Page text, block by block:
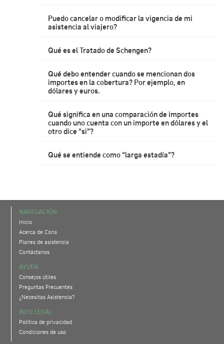
Puedo cancelar o modificar la vigencia de mi
asistencia al viajero?
Qué es el Tratado de Schengen?
Qué debo entender cuando se mencionan dos
importes en la cobertura? Por ejemplo, en
dólares y euros.
Qué significa en una comparación de importes
cuando uno cuenta con un importe en dólares y el
otro dice “si”?
Qué se entiende como “larga estadía”?
NAVEGACIÓN
Inicio
Acerca de Coris
Planes de asistencia
Contáctanos
AYUDA
Consejos útiles
Preguntas Frecuentes
¿Necesitas Asistencia?
INFO LEGAL
Política de privacidad
Condiciones de uso